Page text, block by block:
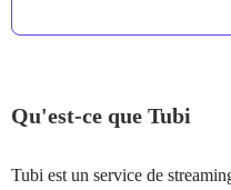
Qu'est-ce que Tubi
Tubi est un service de